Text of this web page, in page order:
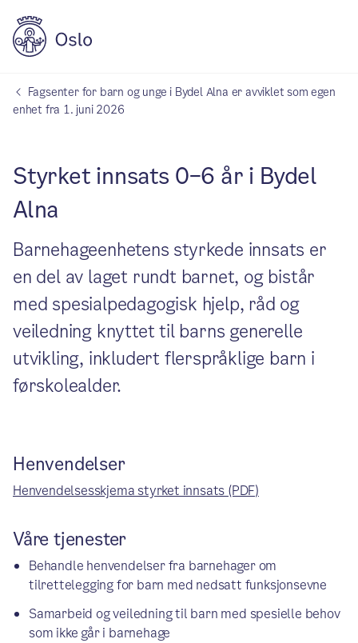
Fagsenter for barn og unge i Bydel Alna er avviklet som egen
enhet fra 1. juni 2026
Styrket innsats 0–6 år i Bydel
Alna
Barnehageenhetens styrkede innsats er
en del av laget rundt barnet, og bistår
med spesialpedagogisk hjelp, råd og
veiledning knyttet til barns generelle
utvikling, inkludert flerspråklige barn i
førskolealder.
Henvendelser
Henvendelsesskjema styrket innsats (PDF)
Våre tjenester
Behandle henvendelser fra barnehager om
tilrettelegging for barn med nedsatt funksjonsevne
Samarbeid og veiledning til barn med spesielle behov
som ikke går i barnehage